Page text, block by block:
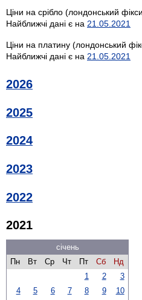
Ціни на срібло (лондонський
Найближчі дані є на 21.05.2021
Ціни на платину (лондонський
Найближчі дані є на 21.05.2021
2026
2025
2024
2023
2022
2021
січень
Пн
Вт Ср Чт Пт Сб
Нд
1
2
3
4
5 6 7 8 9
10